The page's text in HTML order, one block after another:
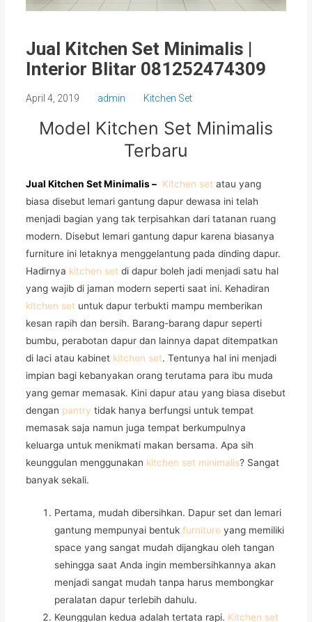
Jual Kitchen Set Minimalis |
Interior Blitar 081252474309
April 4, 2019 admin Kitchen Set
Model Kitchen Set Minimalis
Terbaru
Jual Kitchen Set Minimalis – Kitchen set atau yang
biasa disebut lemari gantung dapur dewasa ini telah
menjadi bagian yang tak terpisahkan dari tatanan ruang
modern. Disebut lemari gantung dapur karena biasanya
furniture ini letaknya menggelantung pada dinding dapur.
Hadirnya kitchen set di dapur boleh jadi menjadi satu hal
yang wajib di jaman modern seperti saat ini. Kehadiran
kitchen set untuk dapur terbukti mampu memberikan
kesan rapih dan bersih. Barang-barang dapur seperti
bumbu, perabotan dapur dan lainnya dapat ditempatkan
di laci atau kabinet kitchen set. Tentunya hal ini menjadi
impian bagi kebanyakan orang terutama para ibu muda
yang gemar memasak. Kini dapur atau yang biasa disebut
dengan pantry tidak hanya berfungsi untuk tempat
memasak saja namun juga tempat berkumpulnya
keluarga untuk menikmati makan bersama. Apa sih
keunggulan menggunakan kitchen set minimalis? Sangat
banyak sekali.
Pertama, mudah dibersihkan. Dapur set dan lemari
gantung mempunyai bentukfurniture yang memiliki
space yang sangat mudah dijangkau oleh tangan
sehingga saat Anda ingin membersihkannya akan
menjadi sangat mudah tanpa harus membongkar
peralatan dapur terlebih dahulu.
Keunggulan kedua adalah tertata rapi. Kitchen set